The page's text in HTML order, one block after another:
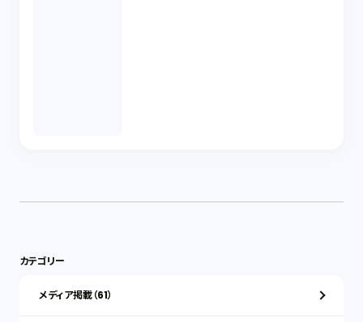
カテゴリー
メディア掲載（61）